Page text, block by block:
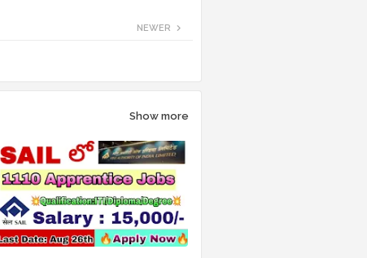
NEWER
Show more